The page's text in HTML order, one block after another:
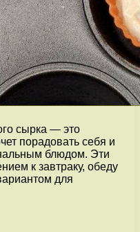
сырка — это
порадовать себя и
блюдом. Эти
к завтраку, обеду
для